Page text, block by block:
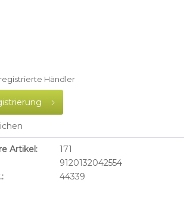
Händler
Artikel:
171
9120132042554
44339